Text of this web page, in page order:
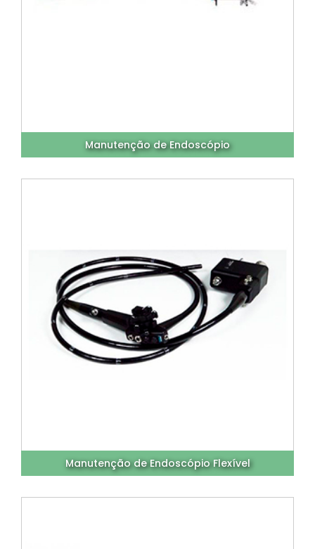
Manutenção de Endoscópio
Manutenção de Endoscópio Flexível